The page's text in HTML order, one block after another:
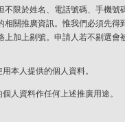
限於姓名、電話號碼、手機
關推廣資訊。惟我們必須先
加上剔號。申請人若不剔選
本人提供的個人資料。
人資料作任何上述推廣用途。